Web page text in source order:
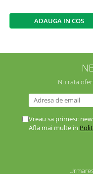
ADAUGA IN COS
Nu rata
Vreau sa primesc
Afla mai multe in